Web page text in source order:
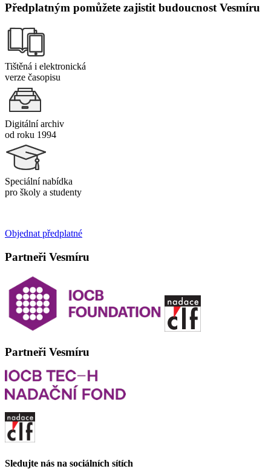
Předplatným pomůžete zajistit budoucnost Vesmíru
Tištěná i elektronická
verze časopisu
Digitální archiv
od roku 1994
Speciální nabídka
pro školy a studenty
Objednat předplatné
Partneři Vesmíru
Partneři Vesmíru
Sledujte nás na sociálních sítích